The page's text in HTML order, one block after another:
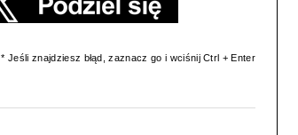
* Jeśli znajdziesz błąd, zaznacz go i wciśnij Ctrl + Enter